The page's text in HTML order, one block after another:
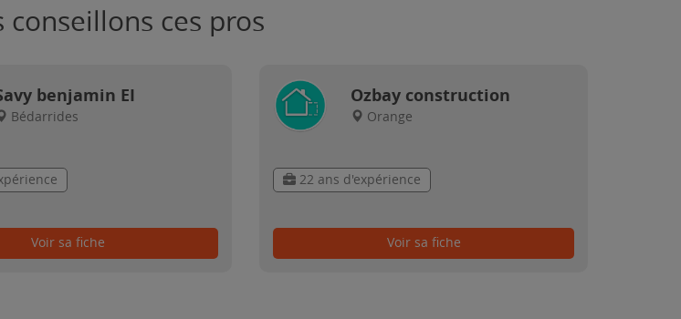
conseillons ces pros
benjamin EI
Bédarrides
Voir sa fiche
Ozbay construction
Orange
22 ans d'expérience
Voir sa fiche